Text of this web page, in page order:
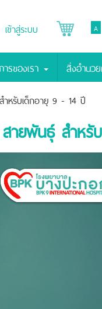
เข้าสู่ระบบ A
รของเรา สิ่งอำนว
หรับเด็กอายุ 9 - 14 ปี
ายพันธุ์ สำห